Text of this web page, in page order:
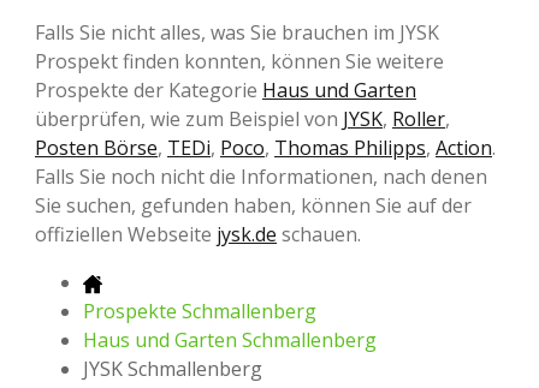
Falls Sie nicht alles, was Sie brauchen im JYSK
Prospekt finden konnten, können Sie weitere
Prospekte der Kategorie Haus und Garten
überprüfen, wie zum Beispiel von JYSK, Roller,
Posten Börse, TEDi, Poco, Thomas Philipps, Action.
Falls Sie noch nicht die Informationen, nach denen
Sie suchen, gefunden haben, können Sie auf der
offiziellen Webseite jysk.de schauen.
Prospekte Schmallenberg
Haus und Garten Schmallenberg
JYSK Schmallenberg